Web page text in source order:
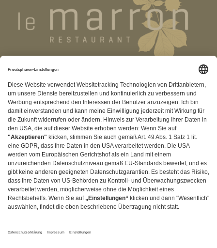
RECHTLICHES
+49 (0) 2373 18183
Kontakt|Impressum|Datenschutz|AGB|Privatsphäre